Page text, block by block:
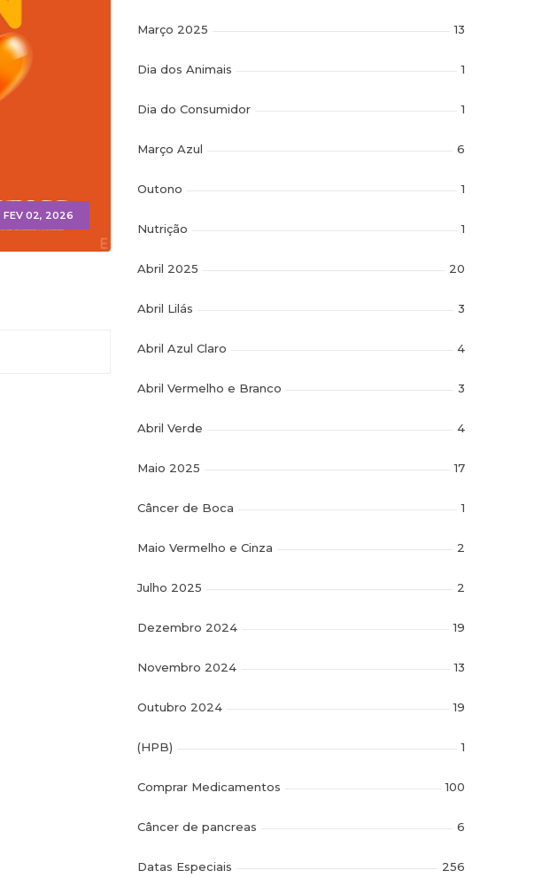
FEV 02, 2026
Março 2025 13
Dia dos Animais 1
Dia do Consumidor 1
Março Azul 6
Outono 1
Nutrição 1
Abril 2025 20
Abril Lilás 3
Abril Azul Claro 4
Abril Vermelho e Branco 3
Abril Verde 4
Maio 2025 17
Câncer de Boca 1
Maio Vermelho e Cinza 2
Julho 2025 2
Dezembro 2024 19
Novembro 2024 13
Outubro 2024 19
(HPB) 1
Comprar Medicamentos 100
Câncer de pancreas 6
Datas Especiais 256